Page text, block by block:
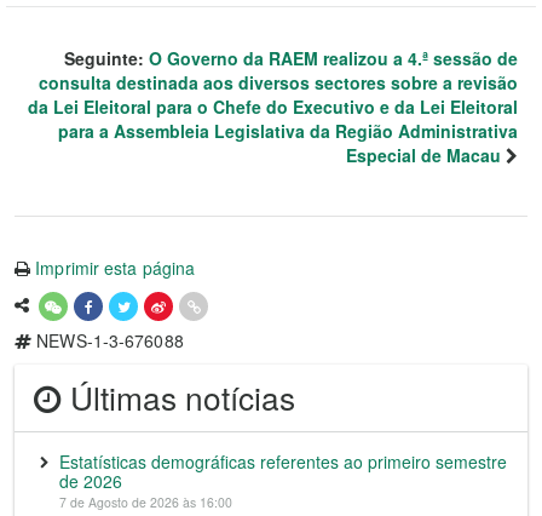
Seguinte: O Governo da RAEM realizou a 4.ª sessão de
consulta destinada aos diversos sectores sobre a revisão
da Lei Eleitoral para o Chefe do Executivo e da Lei Eleitoral
para a Assembleia Legislativa da Região Administrativa
Especial de Macau
Imprimir esta página
NEWS-1-3-676088
Últimas notícias
Estatísticas demográficas referentes ao primeiro semestre
de 2026
7 de Agosto de 2026 às 16:00